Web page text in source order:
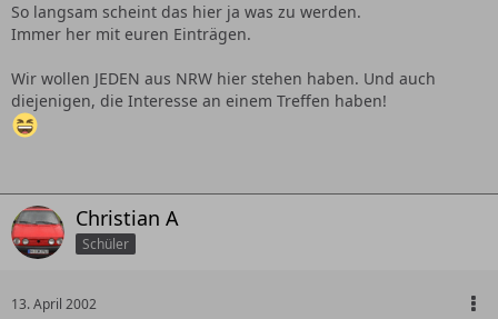
So langsam scheint das hier ja was zu werden.
Immer her mit euren Einträgen.
Wir wollen JEDEN aus NRW hier stehen haben. Und auch
diejenigen, die Interesse an einem Treffen haben!
Christian A
Schüler
13. April 2002